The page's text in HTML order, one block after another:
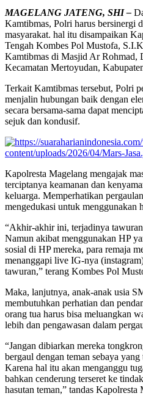
MAGELANG JATENG, SHI –
Kamtibmas, Polri harus bersinergi
masyarakat. hal itu disampaikan
Tengah Kombes Pol Mustofa,
Kamtibmas di Masjid Ar Rohmad,
Kecamatan Mertoyudan,
Terkait Kamtibmas tersebut, Polri
menjalin hubungan baik dengan
secara bersama-sama dapat
sejuk dan kondusif.
Kapolresta Magelang mengajak
terciptanya keamanan dan
keluarga. Memperhatikan
mengedukasi untuk menggunakan
“Akhir-akhir ini, terjadinya
Namun akibat menggunakan HP
sosial di HP mereka, para remaja
menanggapi live IG-nya
tawuran,” terang Kombes Pol
Maka, lanjutnya, anak-anak usia
membutuhkan perhatian dan
orang tua harus bisa meluangkan
lebih dan pengawasan dalam
“Jangan dibiarkan mereka
bergaul dengan teman sebaya
Karena hal itu akan menganggu
bahkan cenderung terseret ke
hasutan teman,” tandas Kapolresta